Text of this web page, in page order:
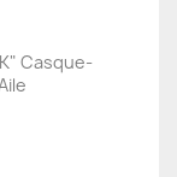
Casque-